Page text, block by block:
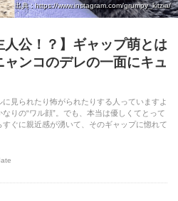
出典 : https://www.instagram.com/grumpy_kitzia/
人公！？】ギャップ萌とは
ンコのデレの一面にキュ
見られたり怖がられたりする人っていますよ
りの“ワル顔”。でも、本当は優しくてとって
ぐに親近感が湧いて、そのギャップに惚れて